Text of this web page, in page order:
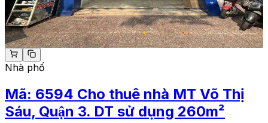
Nhà phố
Mã: 6594 Cho thuê nhà MT Võ Thị
Sáu, Quận 3. DT sử dụng 260m²